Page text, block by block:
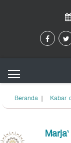
Beranda | Kabar